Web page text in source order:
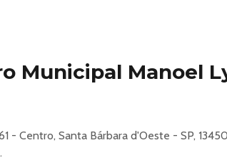
Municipal Manoel
- Centro, Santa Bárbara d'Oeste - SP,